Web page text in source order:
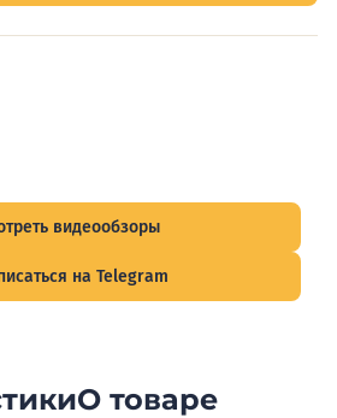
видеообзоры
на Telegram
О товаре